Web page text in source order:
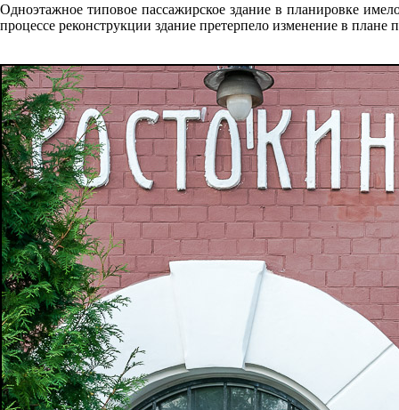
Одноэтажное типовое пассажирское здание в планировке
процессе реконструкции здание претерпело изменение в плане